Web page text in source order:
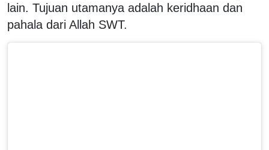
lain. Tujuan utamanya adalah keridhaan dan
pahala dari Allah SWT.